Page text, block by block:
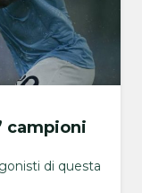
campioni
di questa